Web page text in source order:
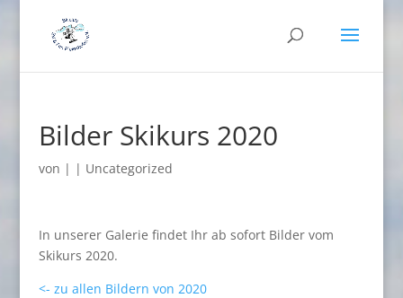
Bilder Skikurs 2020
von | | Uncategorized
In unserer Galerie findet Ihr ab sofort Bilder vom
Skikurs 2020.
<- zu allen Bildern von 2020